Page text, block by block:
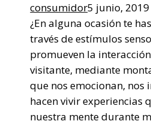
consumidor5 junio, 2019
¿En alguna ocasión te
través de estímulos
promueven la
visitante, mediante
que nos emocionan, nos
hacen vivir experiencias
nuestra mente durante